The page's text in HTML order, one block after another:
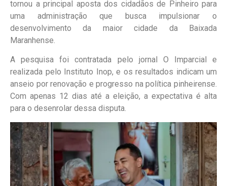
tornou a principal aposta dos cidadãos de Pinheiro para
uma administração que busca impulsionar o
desenvolvimento da maior cidade da Baixada
Maranhense.
A pesquisa foi contratada pelo jornal O Imparcial e
realizada pelo Instituto Inop, e os resultados indicam um
anseio por renovação e progresso na política pinheirense.
Com apenas 12 dias até a eleição, a expectativa é alta
para o desenrolar dessa disputa.